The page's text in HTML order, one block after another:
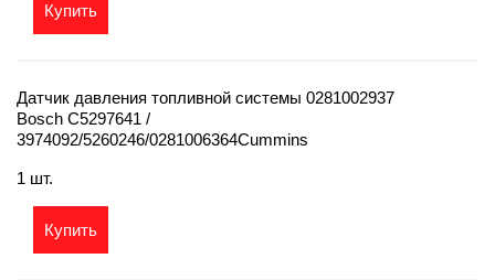
Купить
Датчик давления топливной системы 0281002937
Bosch C5297641 /
3974092/5260246/0281006364Cummins
1 шт.
Купить